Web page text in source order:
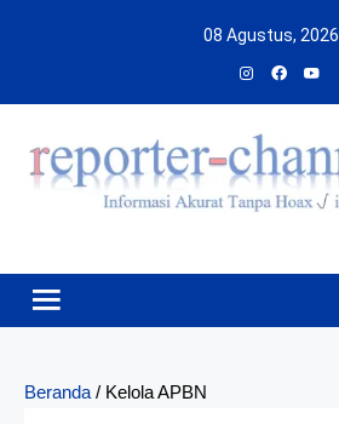
08 Agustus, 2026
Beranda / Kelola APBN